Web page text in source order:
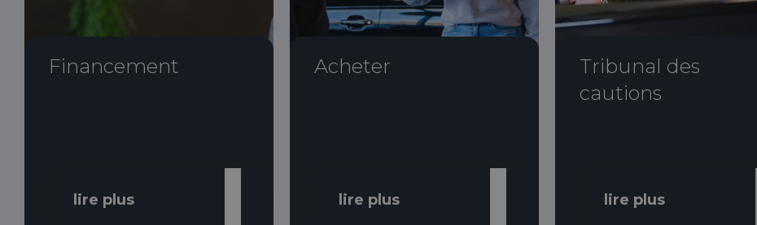
Financement
lire plus
Acheter
lire plus
Tribunal des
cautions
lire plus